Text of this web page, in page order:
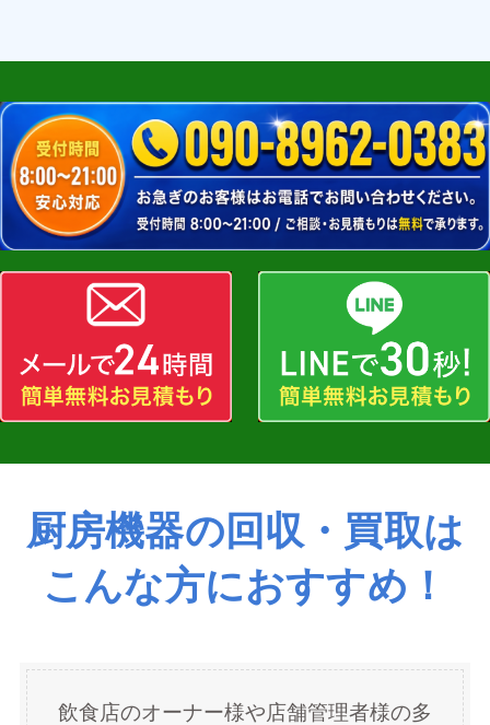
厨房機器の回収・買取は
こんな方におすすめ！
飲食店のオーナー様や店舗管理者様の多